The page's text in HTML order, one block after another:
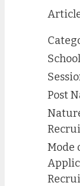
Post
Mode